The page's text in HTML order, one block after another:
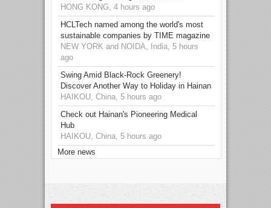
HONG KONG, 4 hours ago
HCLTech named among the world's most
sustainable companies by TIME magazine
NEW YORK and NOIDA, India, 5 hours
ago
Swing Amid Black‑Rock Greenery!
Discover Another Way to Holiday in Hainan
HAIKOU, China, 5 hours ago
Check out Hainan's Pioneering Medical
Hub
HAIKOU, China, 5 hours ago
More news